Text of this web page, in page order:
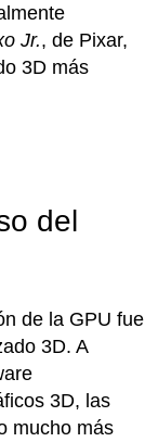
Jr., de Pixar,
3D más
del
de la GPU fue
3D. A
3D, las
mucho más